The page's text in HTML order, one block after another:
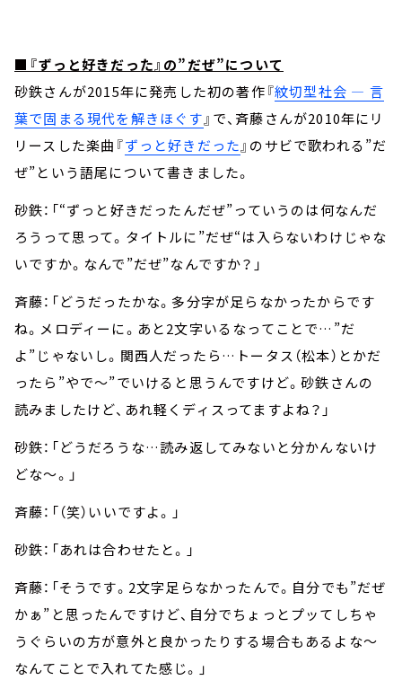
■『ずっと好きだった』の”だぜ”について
砂鉄さんが2015年に発売した初の著作『紋切型社会 ― 言
葉で固まる現代を解きほぐす』で、斉藤さんが2010年にリ
リースした楽曲『ずっと好きだった』のサビで歌われる”だ
ぜ”という語尾について書きました。
砂鉄：「“ずっと好きだったんだぜ”っていうのは何なんだ
ろうって思って。タイトルに”だぜ“は入らないわけじゃな
いですか。なんで”だぜ”なんですか？」
斉藤：「どうだったかな。多分字が足らなかったからです
ね。メロディーに。あと2文字いるなってことで…”だ
よ”じゃないし。関西人だったら…トータス（松本）とかだ
ったら”やで～”でいけると思うんですけど。砂鉄さんの
読みましたけど、あれ軽くディスってますよね？」
砂鉄：「どうだろうな…読み返してみないと分かんないけ
どな～。」
斉藤：「（笑）いいですよ。」
砂鉄：「あれは合わせたと。」
斉藤：「そうです。2文字足らなかったんで。自分でも”だぜ
かぁ”と思ったんですけど、自分でちょっとプッてしちゃ
うぐらいの方が意外と良かったりする場合もあるよな～
なんてことで入れてた感じ。」